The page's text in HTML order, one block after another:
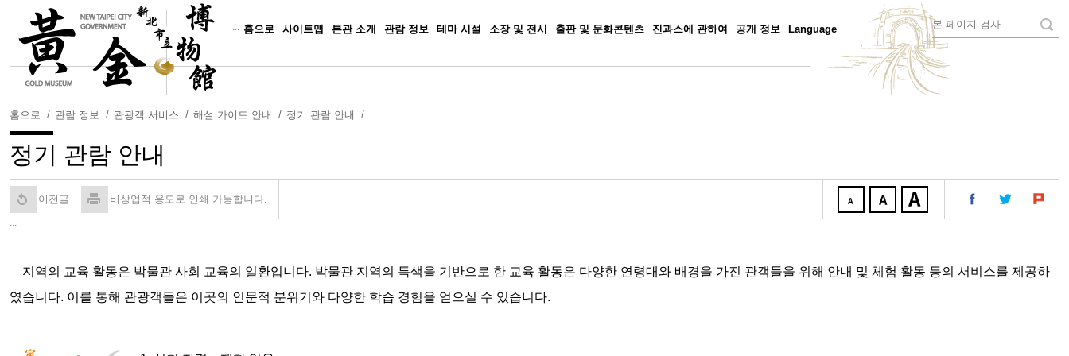
::: 홈으로 사이트맵 본관 소개 관람 정보 테마 시설 소장 및 전시 출판 및 문화콘텐츠 진과스에 관하여 공개 정보 Language
홈으로 관람 정보 관광객 서비스 해설 가이드 안내 정기 관람 안내
정기 관람 안내
이전글 비상업적 용도로 인쇄 가능합니다.
:::
지역의 교육 활동은 박물관 사회 교육의 일환입니다. 박물관 지역의 특색을 기반으로 한 교육 활동은 다양한 연령대와 배경을 가진 관객들을 위해 안내 및 체험 활동 등의 서비스를 제공하
였습니다. 이를 통해 관광객들은 이곳의 인문적 분위기와 다양한 학습 경험을 얻으실 수 있습니다.